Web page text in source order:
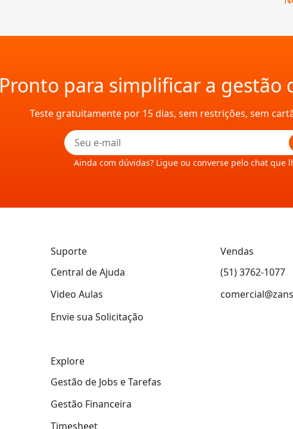
Pronto para simplificar a gestão
Teste gratuitamente por 15 dias, sem restrições, sem
Ainda com dúvidas? Ligue ou converse pelo chat que
Suporte
Central de Ajuda
Video Aulas
Envie sua Solicitação
Explore
Gestão de Jobs e Tarefas
Gestão Financeira
Timesheet
Vendas
(51) 3762-1077